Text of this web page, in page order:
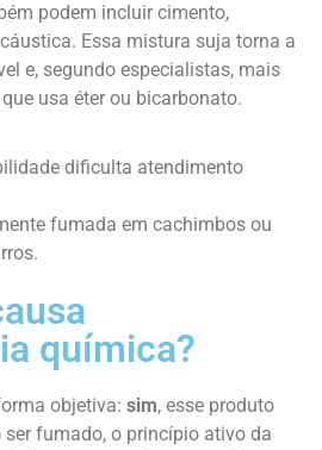
podem incluir cimento,
Essa mistura suja torna a
e, segundo especialistas, mais
usa éter ou bicarbonato.
dificulta atendimento
fumada em cachimbos ou
química?
objetiva: sim, esse produto
ser fumado, o princípio ativo da